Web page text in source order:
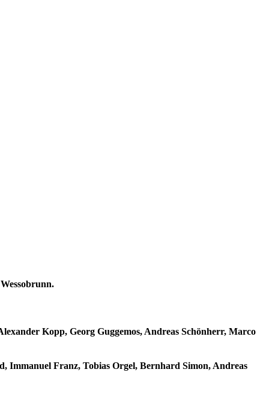
Kopp, Georg Guggemos, Andreas Schönherr, Marco
Immanuel Franz, Tobias Orgel, Bernhard Simon, Andreas